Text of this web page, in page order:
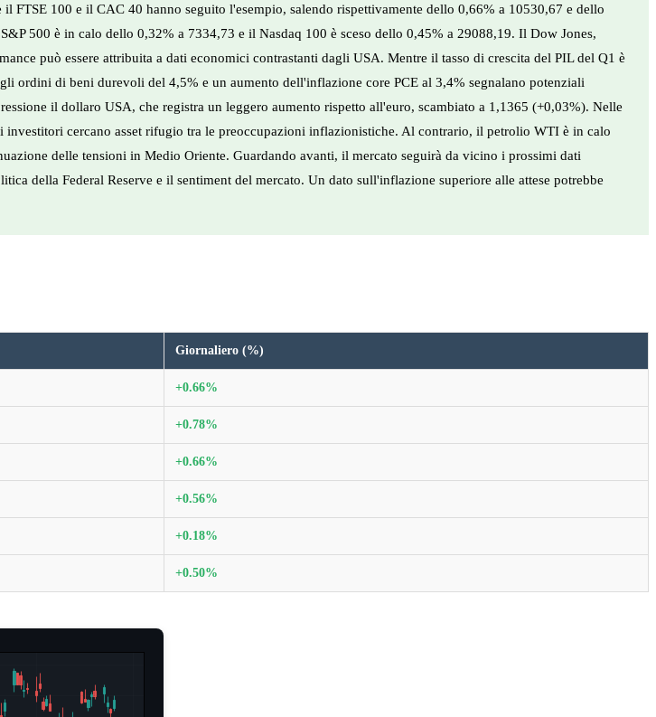
100 e il CAC 40 hanno seguito l'esempio, salendo rispettivamente dello 0,66% a 10530,67 e dello
500 è in calo dello 0,32% a 7334,73 e il Nasdaq 100 è sceso dello 0,45% a 29088,19. Il Dow Jones,
può essere attribuita a dati economici contrastanti dagli USA. Mentre il tasso di crescita del PIL del Q1 è
ordini di beni durevoli del 4,5% e un aumento dell'inflazione core PCE al 3,4% segnalano potenziali
il dollaro USA, che registra un leggero aumento rispetto all'euro, scambiato a 1,1365 (+0,03%). Nelle
cercano asset rifugio tra le preoccupazioni inflazionistiche. Al contrario, il petrolio WTI è in calo
delle tensioni in Medio Oriente. Guardando avanti, il mercato seguirà da vicino i prossimi dati
della Federal Reserve e il sentiment del mercato. Un dato sull'inflazione superiore alle attese potrebbe
Giornaliero (%)
+0.66%
+0.78%
+0.66%
+0.56%
+0.18%
+0.50%